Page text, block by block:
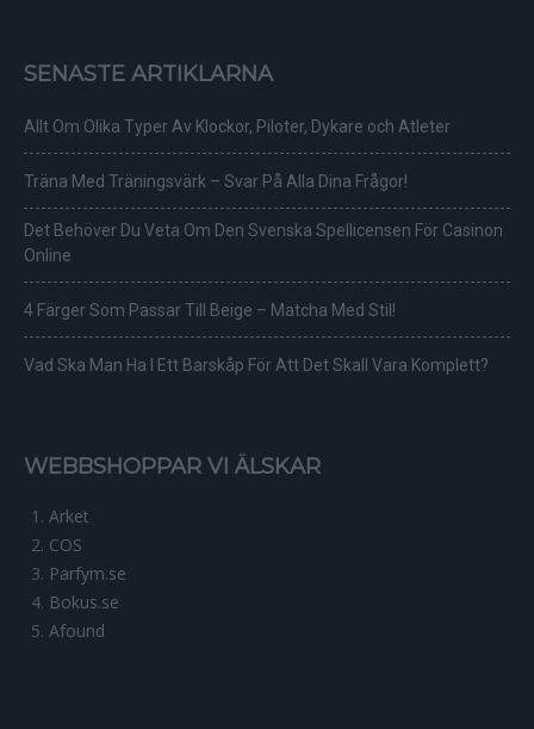
SENASTE ARTIKLARNA
Allt Om Olika Typer Av Klockor, Piloter, Dykare och Atleter
Träna Med Träningsvärk – Svar På Alla Dina Frågor!
Det Behöver Du Veta Om Den Svenska Spellicensen För Casinon
Online
4 Färger Som Passar Till Beige – Matcha Med Stil!
Vad Ska Man Ha I Ett Barskåp För Att Det Skall Vara Komplett?
WEBBSHOPPAR VI ÄLSKAR
Arket
COS
Parfym.se
Bokus.se
Afound